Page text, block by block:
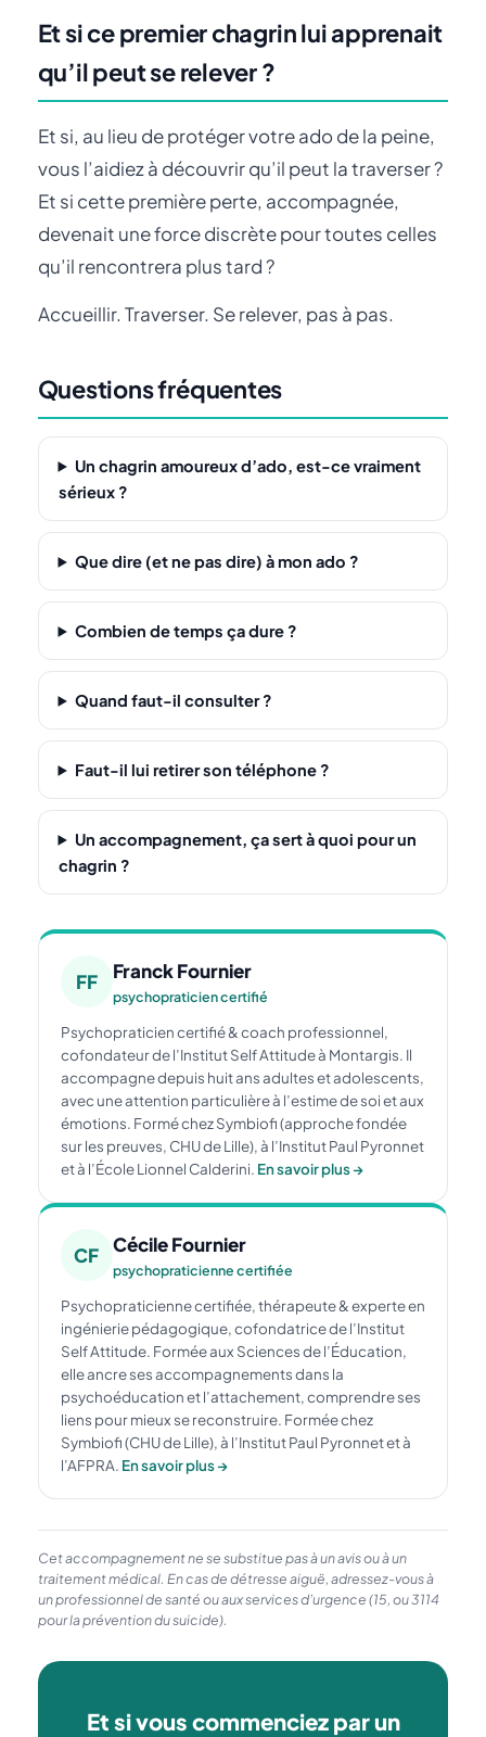
Et si ce premier chagrin lui apprenait
qu’il peut se relever ?
Et si, au lieu de protéger votre ado de la peine,
vous l’aidiez à découvrir qu’il peut la traverser ?
Et si cette première perte, accompagnée,
devenait une force discrète pour toutes celles
qu’il rencontrera plus tard ?
Accueillir. Traverser. Se relever, pas à pas.
Questions fréquentes
Un chagrin amoureux d’ado, est-ce vraiment
sérieux ?
Que dire (et ne pas dire) à mon ado ?
Combien de temps ça dure ?
Quand faut-il consulter ?
Faut-il lui retirer son téléphone ?
Un accompagnement, ça sert à quoi pour un
chagrin ?
FF Franck Fournier
psychopraticien certifié
Psychopraticien certifié & coach professionnel,
cofondateur de l’Institut Self Attitude à Montargis. Il
accompagne depuis huit ans adultes et adolescents,
avec une attention particulière à l’estime de soi et aux
émotions. Formé chez Symbiofi (approche fondée
sur les preuves, CHU de Lille), à l’Institut Paul Pyronnet
et à l’École Lionnel Calderini. En savoir plus →
CF Cécile Fournier
psychopraticienne certifiée
Psychopraticienne certifiée, thérapeute & experte en
ingénierie pédagogique, cofondatrice de l’Institut
Self Attitude. Formée aux Sciences de l’Éducation,
elle ancre ses accompagnements dans la
psychoéducation et l’attachement, comprendre ses
liens pour mieux se reconstruire. Formée chez
Symbiofi (CHU de Lille), à l’Institut Paul Pyronnet et à
l’AFPRA. En savoir plus →
Cet accompagnement ne se substitue pas à un avis ou à un
traitement médical. En cas de détresse aiguë, adressez-vous à
un professionnel de santé ou aux services d’urgence (15, ou 3114
pour la prévention du suicide).
Et si vous commenciez par un